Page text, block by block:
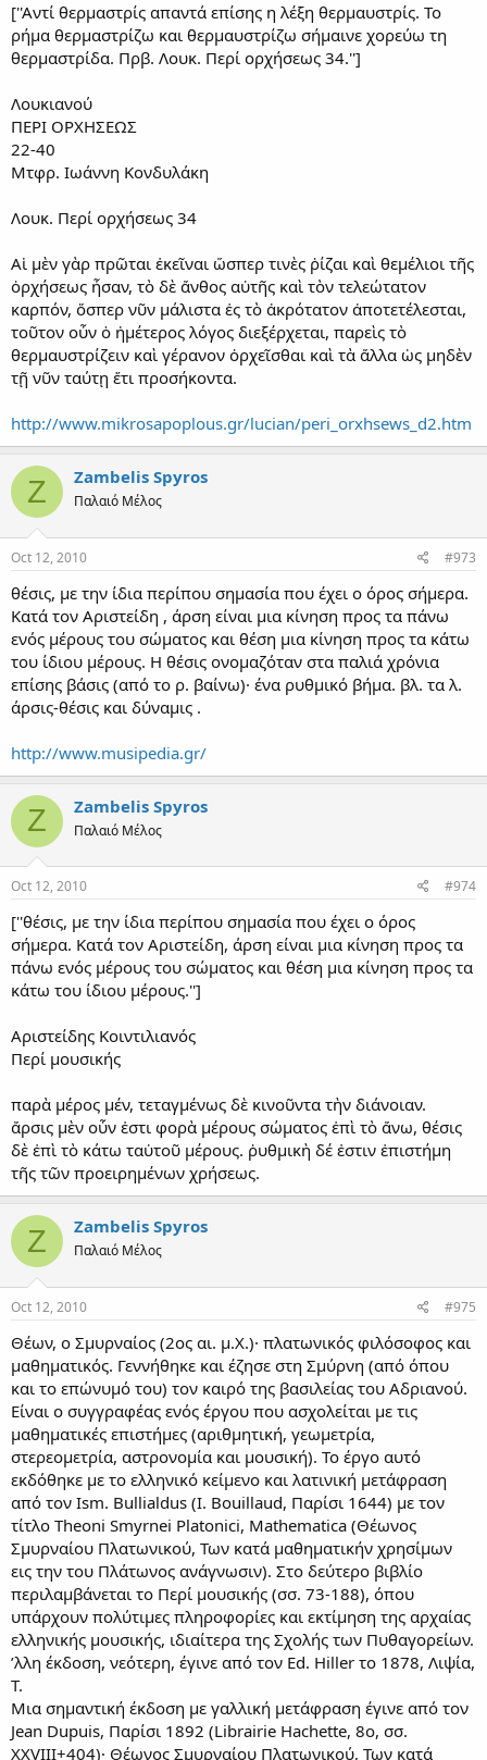
[''Αντί θερμαστρίς απαντά επίσης η λέξη θερμαυστρίς. Το
ρήμα θερμαστρίζω και θερμαυστρίζω σήμαινε χορεύω τη
θερμαστρίδα. Πρβ. Λουκ. Περί ορχήσεως 34.'']
Λουκιανού
ΠΕΡΙ ΟΡΧΗΣΕΩΣ
22-40
Μτφρ. Ιωάννη Κονδυλάκη
Λουκ. Περί ορχήσεως 34
Αἱ μὲν γὰρ πρῶται ἐκεῖναι ὥσπερ τινὲς ῥίζαι καὶ θεμέλιοι τῆς
ὀρχήσεως ἦσαν, τὸ δὲ ἄνθος αὐτῆς καὶ τὸν τελεώτατον
καρπόν, ὅσπερ νῦν μάλιστα ἐς τὸ ἀκρότατον ἀποτετέλεσται,
τοῦτον οὖν ὁ ἡμέτερος λόγος διεξέρχεται, παρεὶς τὸ
θερμαυστρίζειν καὶ γέρανον ὀρχεῖσθαι καὶ τὰ ἄλλα ὡς μηδὲν
τῇ νῦν ταύτῃ ἔτι προσήκοντα.
http://www.mikrosapoplous.gr/lucian/peri_orxhsews_d2.htm
Z Zambelis Spyros
Παλαιό Μέλος
Oct 12, 2010 #973
θέσις, με την ίδια περίπου σημασία που έχει ο όρος σήμερα.
Κατά τον Αριστείδη , άρση είναι μια κίνηση προς τα πάνω
ενός μέρους του σώματος και θέση μια κίνηση προς τα κάτω
του ίδιου μέρους. Η θέσις ονομαζόταν στα παλιά χρόνια
επίσης βάσις (από το ρ. βαίνω)· ένα ρυθμικό βήμα. βλ. τα λ.
άρσις-θέσις και δύναμις .
http://www.musipedia.gr/
Z Zambelis Spyros
Παλαιό Μέλος
Oct 12, 2010 #974
[''θέσις, με την ίδια περίπου σημασία που έχει ο όρος
σήμερα. Κατά τον Αριστείδη, άρση είναι μια κίνηση προς τα
πάνω ενός μέρους του σώματος και θέση μια κίνηση προς τα
κάτω του ίδιου μέρους.'']
Αριστείδης Κοιντιλιανός
Περί μουσικής
παρὰ μέρος μέν, τεταγμένως δὲ κινοῦντα τὴν διάνοιαν.
ἄρσις μὲν οὖν ἐστι φορὰ μέρους σώματος ἐπὶ τὸ ἄνω, θέσις
δὲ ἐπὶ τὸ κάτω ταὐτοῦ μέρους. ῥυθμικὴ δέ ἐστιν ἐπιστήμη
τῆς τῶν προειρημένων χρήσεως.
Z Zambelis Spyros
Παλαιό Μέλος
Oct 12, 2010 #975
Θέων, ο Σμυρναίος (2ος αι. μ.Χ.)· πλατωνικός φιλόσοφος και
μαθηματικός. Γεννήθηκε και έζησε στη Σμύρνη (από όπου
και το επώνυμό του) τον καιρό της βασιλείας του Αδριανού.
Είναι ο συγγραφέας ενός έργου που ασχολείται με τις
μαθηματικές επιστήμες (αριθμητική, γεωμετρία,
στερεομετρία, αστρονομία και μουσική). Το έργο αυτό
εκδόθηκε με το ελληνικό κείμενο και λατινική μετάφραση
από τον Ism. Bullialdus (I. Bouillaud, Παρίσι 1644) με τον
τίτλο Theoni Smyrnei Platonici, Mathematica (Θέωνος
Σμυρναίου Πλατωνικού, Των κατά μαθηματικήν χρησίμων
εις την του Πλάτωνος ανάγνωσιν). Στο δεύτερο βιβλίο
περιλαμβάνεται το Περί μουσικής (σσ. 73-188), όπου
υπάρχουν πολύτιμες πληροφορίες και εκτίμηση της αρχαίας
ελληνικής μουσικής, ιδιαίτερα της Σχολής των Πυθαγορείων.
’λλη έκδοση, νεότερη, έγινε από τον Ed. Hiller το 1878, Λιψία,
Τ.
Μια σημαντική έκδοση με γαλλική μετάφραση έγινε από τον
Jean Dupuis, Παρίσι 1892 (Librairie Hachette, 8ο, σσ.
XXVIII+404)· Θέωνος Σμυρναίου Πλατωνικού, Των κατά